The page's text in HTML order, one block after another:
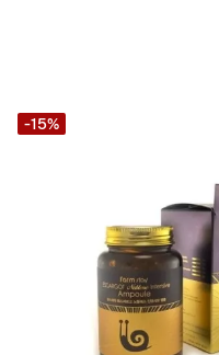
-15%